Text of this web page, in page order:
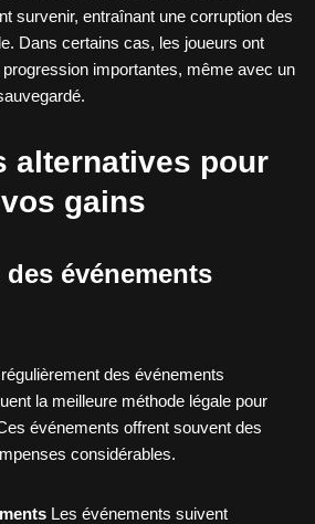
survenir, entraînant une corruption des
Dans certains cas, les joueurs ont
importantes, même avec un
alternatives pour
gains
événements
des événements
la meilleure méthode légale pour
événements offrent souvent des
considérables.
Les événements suivent